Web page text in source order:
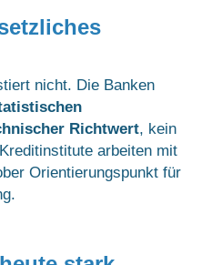
nicht. Die Banken
Richtwert, kein
arbeiten mit
Orientierungspunkt für